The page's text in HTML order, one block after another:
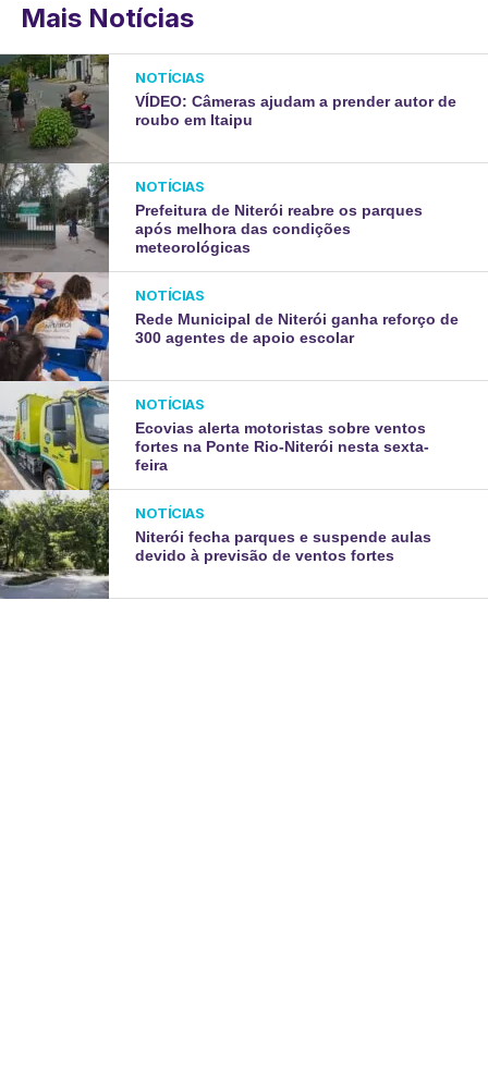
Mais Notícias
NOTÍCIAS
VÍDEO: Câmeras ajudam a prender autor de
roubo em Itaipu
NOTÍCIAS
Prefeitura de Niterói reabre os parques
após melhora das condições
meteorológicas
NOTÍCIAS
Rede Municipal de Niterói ganha reforço de
300 agentes de apoio escolar
NOTÍCIAS
Ecovias alerta motoristas sobre ventos
fortes na Ponte Rio-Niterói nesta sexta-
feira
NOTÍCIAS
Niterói fecha parques e suspende aulas
devido à previsão de ventos fortes